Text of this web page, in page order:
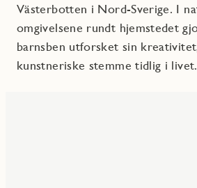
Västerbotten i Nord-Sverige. I
omgivelsene rundt hjemstedet
barnsben utforsket sin
kunstneriske stemme tidlig i livet.